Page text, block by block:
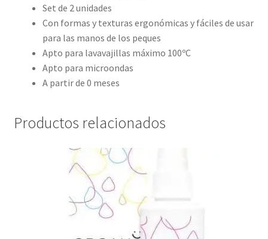
Set de 2 unidades
Con formas y texturas ergonómicas y fáciles de usar
para las manos de los peques
Apto para lavavajillas máximo 100ºC
Apto para microondas
A partir de 0 meses
Productos relacionados